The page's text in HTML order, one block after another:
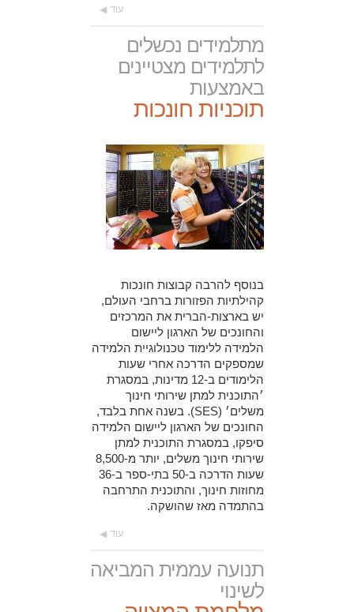
עוד
מתלמידים נכשלים
לתלמידים מצטיינים
באמצעות
תוכניות חונכות
בנוסף להרבה קבוצות חונכות
קהילתיות הפזורות ברחבי העולם,
יש בארצות-הברית את המרכזים
והחונכים של הארגון ליישום
הלמידה ללימוד טכנולוגיית הלמידה
שמספקים הדרכה אחרי שעות
הלימודים ב-12 מדינות, במסגרת
׳התוכנית למתן שירותי חינוך
משלים׳ (SES). בשנה אחת בלבד,
החונכים של הארגון ליישום הלמידה
סיפקו, במסגרת התוכנית למתן
שירותי חינוך משלים, יותר מ-8,500
שעות הדרכה ב-50 בתי-ספר ב-36
מחוזות חינוך, והתוכנית התרחבה
בהתמדה מאז שהושקה.
עוד
תנועה עממית המביאה
לשינוי